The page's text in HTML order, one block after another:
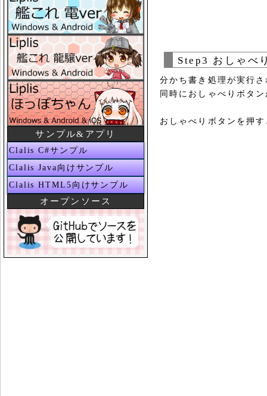
Step3 おしゃ
分かち書き処理が実行
同時におしゃべりボタ
おしゃべりボタンを押
サンプル&アプリ
Clalis C#サンプル
Clalis Java向けサンプル
Clalis HTML5向けサンプル
オープンソース